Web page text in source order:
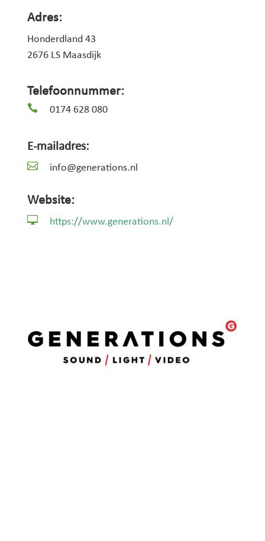
Adres:
Honderdland 43
2676 LS Maasdijk
Telefoonnummer:
 0174 628 080
E-mailadres:
 info@generations.nl
Website:
 https://www.generations.nl/